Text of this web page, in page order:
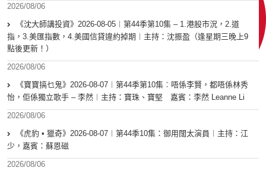
2026/08/06
《沈大師講投資》2026-08-05︱第44季第10集 – 1.港股市況，2.道
指，3.美匯指數，4.美國信貸違約掉期︱主持：沈振盈（逢星期三晚上9
點後更新！）
2026/08/06
《寶寶搞乜鬼》2026-08-07︱第44季第10集︰唔係李賢，都唔係林秀
怡，佢係獨立歌手 – 李然︱主持：寶珠、寶堅 嘉賓：李然 Leanne Li
2026/08/06
《虎豹 • 獵奇》2026-08-07︱第44季10集：御用闊太演員︱主持：江
少，嘉賓：蘇恩磁
2026/08/06